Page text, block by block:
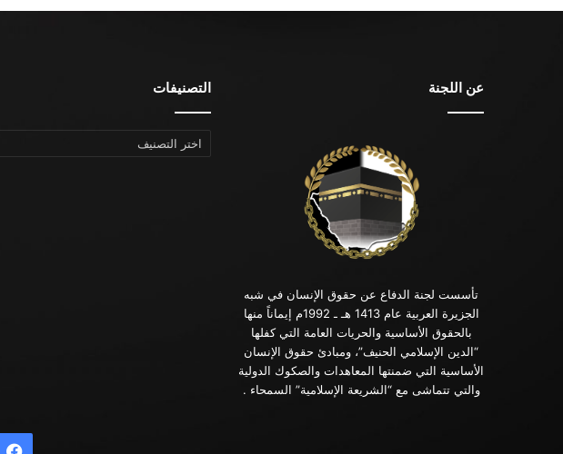
عن اللجنة
تأسست لجنة الدفاع عن حقوق الإنسان في شبه
الجزيرة العربية عام 1413 هـ ـ 1992م إيماناً منها
بالحقوق الأساسية والحريات العامة التي كفلها
“الدين الإسلامي الحنيف”، ومبادئ حقوق الإنسان
الأساسية التي ضمنتها المعاهدات والصكوك الدولية
والتي تتماشى مع “الشريعة الإسلامية” السمحاء .
التصنيفات
التصنيفات